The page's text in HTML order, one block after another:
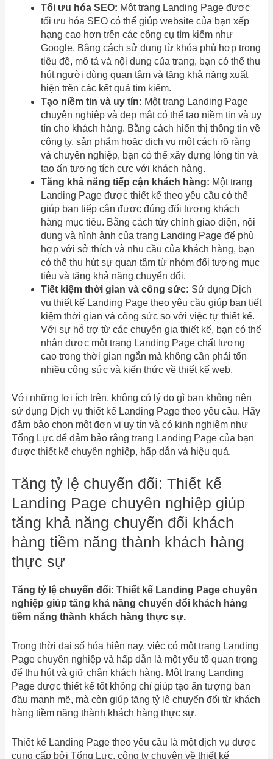
Tối ưu hóa SEO: Một trang Landing Page được
tối ưu hóa SEO có thể giúp website của bạn xếp
hạng cao hơn trên các công cụ tìm kiếm như
Google. Bằng cách sử dụng từ khóa phù hợp trong
tiêu đề, mô tả và nội dung của trang, bạn có thể thu
hút người dùng quan tâm và tăng khả năng xuất
hiện trên các kết quả tìm kiếm.
Tạo niềm tin và uy tín: Một trang Landing Page
chuyên nghiệp và đẹp mắt có thể tạo niềm tin và uy
tín cho khách hàng. Bằng cách hiển thị thông tin về
công ty, sản phẩm hoặc dịch vụ một cách rõ ràng
và chuyên nghiệp, bạn có thể xây dựng lòng tin và
tạo ấn tượng tích cực với khách hàng.
Tăng khả năng tiếp cận khách hàng: Một trang
Landing Page được thiết kế theo yêu cầu có thể
giúp bạn tiếp cận được đúng đối tượng khách
hàng mục tiêu. Bằng cách tùy chỉnh giao diện, nội
dung và hình ảnh của trang Landing Page để phù
hợp với sở thích và nhu cầu của khách hàng, bạn
có thể thu hút sự quan tâm từ nhóm đối tượng mục
tiêu và tăng khả năng chuyển đổi.
Tiết kiệm thời gian và công sức: Sử dụng Dịch
vụ thiết kế Landing Page theo yêu cầu giúp bạn tiết
kiệm thời gian và công sức so với việc tự thiết kế.
Với sự hỗ trợ từ các chuyên gia thiết kế, bạn có thể
nhận được một trang Landing Page chất lượng
cao trong thời gian ngắn mà không cần phải tốn
nhiều công sức và kiến thức về thiết kế web.
Với những lợi ích trên, không có lý do gì bạn không nên
sử dụng Dịch vụ thiết kế Landing Page theo yêu cầu. Hãy
đảm bảo chọn một đơn vị uy tín và có kinh nghiệm như
Tổng Lực để đảm bảo rằng trang Landing Page của bạn
được thiết kế chuyên nghiệp, hấp dẫn và hiệu quả.
Tăng tỷ lệ chuyển đổi: Thiết kế
Landing Page chuyên nghiệp giúp
tăng khả năng chuyển đổi khách
hàng tiềm năng thành khách hàng
thực sự
Tăng tỷ lệ chuyển đổi: Thiết kế Landing Page chuyên
nghiệp giúp tăng khả năng chuyển đổi khách hàng
tiềm năng thành khách hàng thực sự.
Trong thời đại số hóa hiện nay, việc có một trang Landing
Page chuyên nghiệp và hấp dẫn là một yếu tố quan trọng
để thu hút và giữ chân khách hàng. Một trang Landing
Page được thiết kế tốt không chỉ giúp tạo ấn tượng ban
đầu mạnh mẽ, mà còn giúp tăng tỷ lệ chuyển đổi từ khách
hàng tiềm năng thành khách hàng thực sự.
Thiết kế Landing Page theo yêu cầu là một dịch vụ được
cung cấp bởi Tổng Lực, công ty chuyên về thiết kế